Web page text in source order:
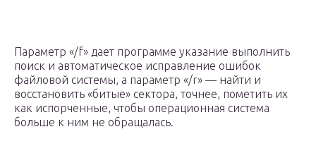
Параметр «/f» дает программе указание выполнить
поиск и автоматическое исправление ошибок
файловой системы, а параметр «/r» — найти и
восстановить «битые» сектора, точнее, пометить их
как испорченные, чтобы операционная система
больше к ним не обращалась.